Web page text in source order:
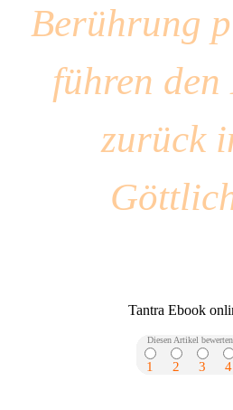
Berührung
führen den
zurück
Tantra Ebook
Diesen Artikel
1 2 3 4